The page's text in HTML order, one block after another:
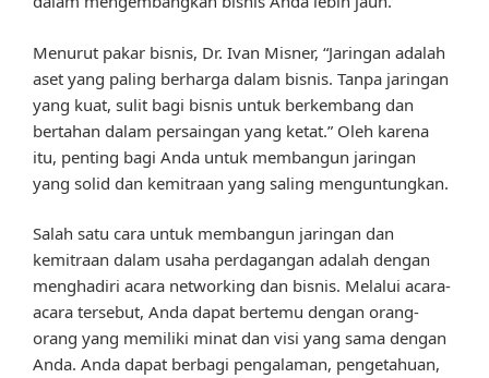
Menurut pakar bisnis, Dr. Ivan Misner, “Jaringan adalah
aset yang paling berharga dalam bisnis. Tanpa jaringan
yang kuat, sulit bagi bisnis untuk berkembang dan
bertahan dalam persaingan yang ketat.” Oleh karena
itu, penting bagi Anda untuk membangun jaringan
yang solid dan kemitraan yang saling menguntungkan.
Salah satu cara untuk membangun jaringan dan
kemitraan dalam usaha perdagangan adalah dengan
menghadiri acara networking dan bisnis. Melalui acara-
acara tersebut, Anda dapat bertemu dengan orang-
orang yang memiliki minat dan visi yang sama dengan
Anda. Anda dapat berbagi pengalaman, pengetahuan,